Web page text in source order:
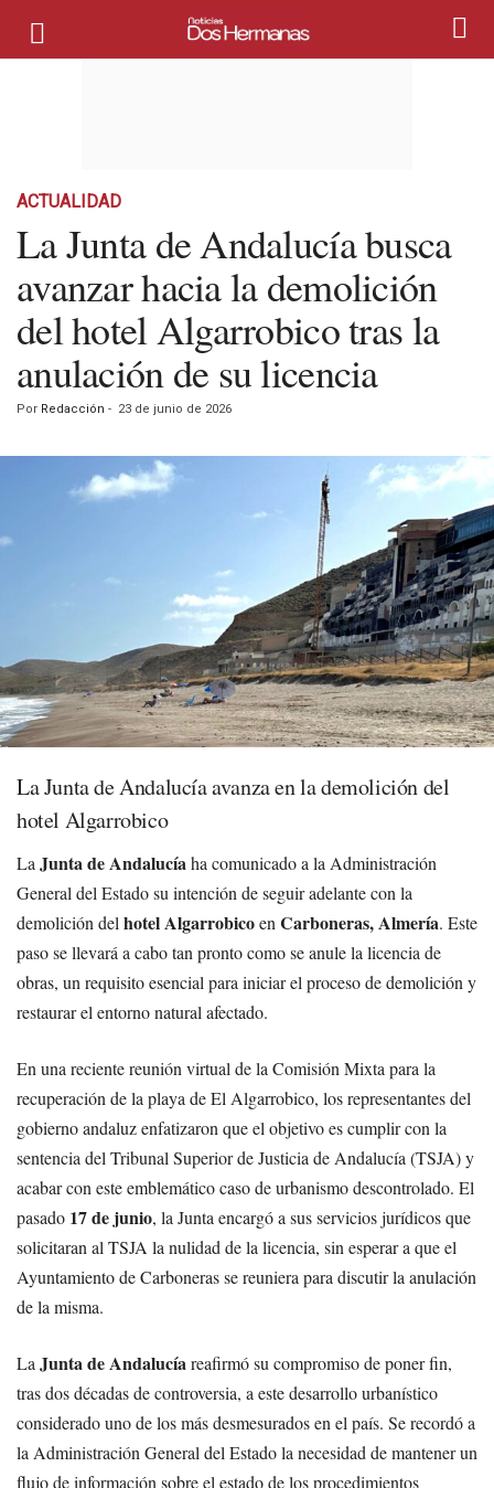
ACTUALIDAD
La Junta de Andalucía busca
avanzar hacia la demolición
del hotel Algarrobico tras la
anulación de su licencia
Por Redacción - 23 de junio de 2026
La Junta de Andalucía avanza en la demolición del
hotel Algarrobico
La Junta de Andalucíaha comunicado a la Administración
General del Estado su intención de seguir adelante con la
demolición del hotel Algarrobicoen Carboneras, Almería. Este
paso se llevará a cabo tan pronto como se anule la licencia de
obras, un requisito esencial para iniciar el proceso de demolición y
restaurar el entorno natural afectado.
En una reciente reunión virtual de la Comisión Mixta para la
recuperación de la playa de El Algarrobico, los representantes del
gobierno andaluz enfatizaron que el objetivo es cumplir con la
sentencia del Tribunal Superior de Justicia de Andalucía (TSJA) y
acabar con este emblemático caso de urbanismo descontrolado. El
pasado 17 de junio, la Junta encargó a sus servicios jurídicos que
solicitaran al TSJA la nulidad de la licencia, sin esperar a que el
Ayuntamiento de Carboneras se reuniera para discutir la anulación
de la misma.
La Junta de Andalucíareafirmó su compromiso de poner fin,
tras dos décadas de controversia, a este desarrollo urbanístico
considerado uno de los más desmesurados en el país. Se recordó a
la Administración General del Estado la necesidad de mantener un
flujo de información sobre el estado de los procedimientos